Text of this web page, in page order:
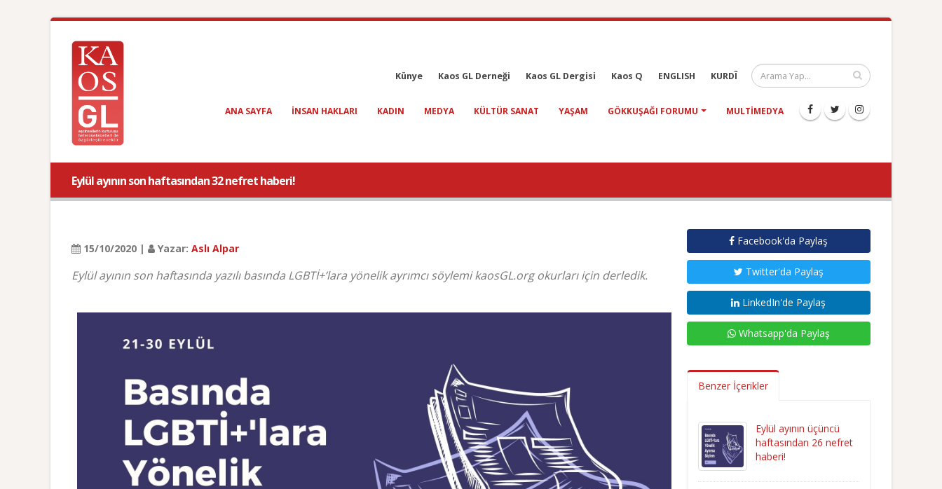
Künye Kaos GL Derneği Kaos GL Dergisi Kaos Q ENGLISH KURDÎ
ANA SAYFA INSAN HAKLARI KADIN MEDYA KÜLTÜR SANAT YAŞAM GÖKKUŞAĞI FORUMU MULTIMEDYA
Eylül ayının son haftasından 32 nefret haberi!
15/10/2020 | Yazar: Aslı Alpar
Eylül ayının son haftasında yazılı basında LGBTİ+’lara yönelik ayrımcı söylemi kaosGL.org okurları için derledik.
Facebook'da Paylaş
Twitter'da Paylaş
LinkedIn'de Paylaş
Whatsapp'da Paylaş
Benzer İçerikler
Eylül ayının üçüncü
haftasından 26 nefret
haberi!